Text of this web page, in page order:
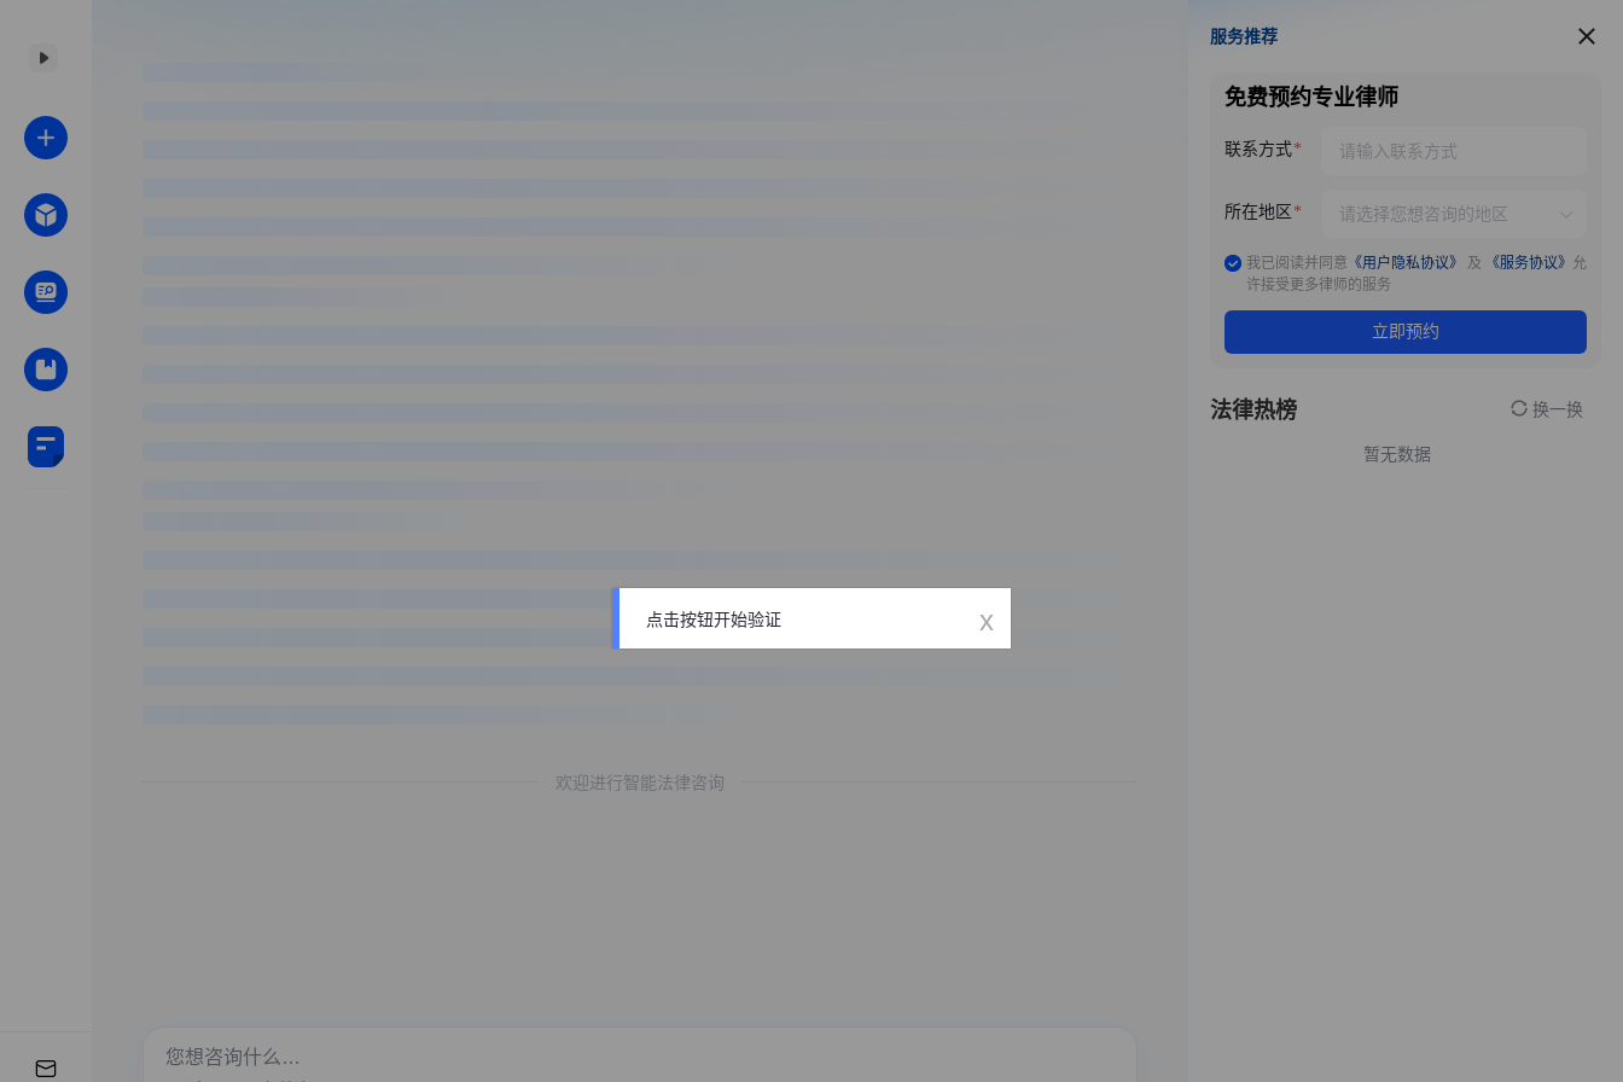
欢迎进行智能法律咨询
服务推荐
服务推荐
免费预约专业律师
联系方式
所在地区
我已阅读并同意 《用户隐私协议》 及 《服务协议》 允
许接受更多律师的服务
立即预约
法律热榜 换一换
暂无数据
点击按钮开始验证 x